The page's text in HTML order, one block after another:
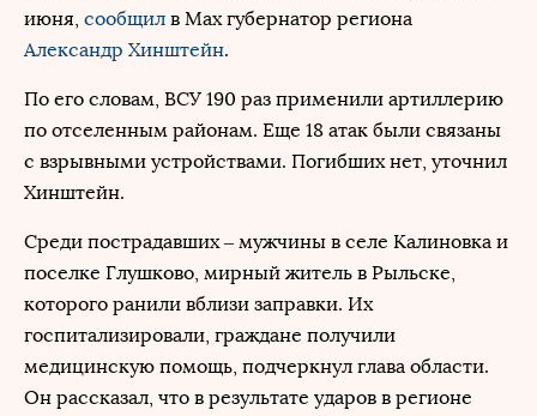
июня, сообщил в Max губернатор региона
Александр Хинштейн.
По его словам, ВСУ 190 раз применили артиллерию
по отселенным районам. Еще 18 атак были связаны
с взрывными устройствами. Погибших нет, уточнил
Хинштейн.
Среди пострадавших – мужчины в селе Калиновка и
поселке Глушково, мирный житель в Рыльске,
которого ранили вблизи заправки. Их
госпитализировали, граждане получили
медицинскую помощь, подчеркнул глава области.
Он рассказал, что в результате ударов в регионе